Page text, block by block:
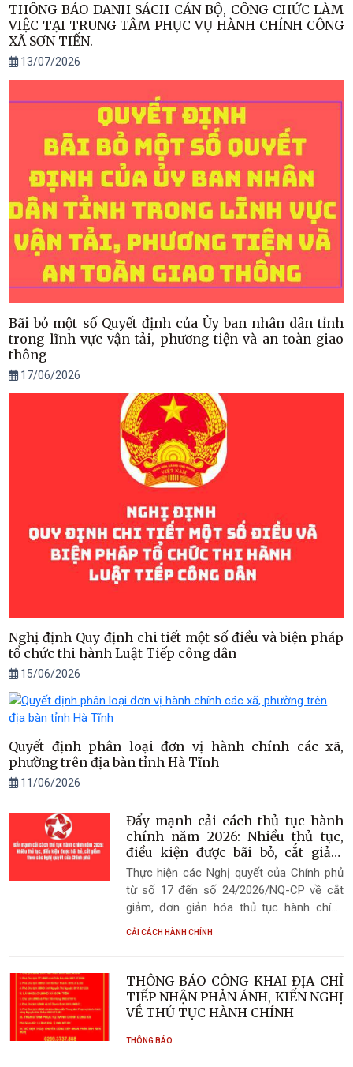
THÔNG BÁO DANH SÁCH CÁN BỘ, CÔNG CHỨC LÀM
VIỆC TẠI TRUNG TÂM PHỤC VỤ HÀNH CHÍNH CÔNG
XÃ SƠN TIẾN.
13/07/2026
Bãi bỏ một số Quyết định của Ủy ban nhân dân tỉnh
trong lĩnh vực vận tải, phương tiện và an toàn giao
thông
17/06/2026
Nghị định Quy định chi tiết một số điều và biện pháp
tổ chức thi hành Luật Tiếp công dân
15/06/2026
Quyết định phân loại đơn vị hành chính các xã,
phường trên địa bàn tỉnh Hà Tĩnh
11/06/2026
Đẩy mạnh cải cách thủ tục hành
chính năm 2026: Nhiều thủ tục,
điều kiện được bãi bỏ, cắt giảm
theo các Nghị quyết của Chính
phủ
Thực hiện các Nghị quyết của Chính phủ
từ số 17 đến số 24/2026/NQ-CP về cắt
giảm, đơn giản hóa thủ tục hành chính
(TTHC), nhiều thủ tục, điều kiện kinh
hóa nhằm tạo thuận lợi cho người dân,
doanh nghiệp. Các Nghị quyết tập trung
giảm phiền hà, giảm chi phí tuân thủ, tăng
quyết thủ tục hành chính trên môi trường
CẢI CÁCH HÀNH CHÍNH
THÔNG BÁO CÔNG KHAI ĐỊA CHỈ
TIẾP NHẬN PHẢN ÁNH, KIẾN NGHỊ
VỀ THỦ TỤC HÀNH CHÍNH
THÔNG BÁO